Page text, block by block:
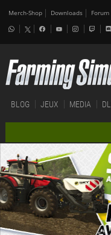
Merch-Shop Downloads Forum
BLOG JEUX MEDIA